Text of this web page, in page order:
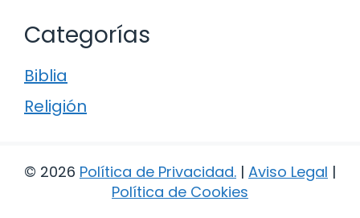
Categorías
Biblia
Religión
© 2026 Política de Privacidad. | Aviso Legal |
Política de Cookies